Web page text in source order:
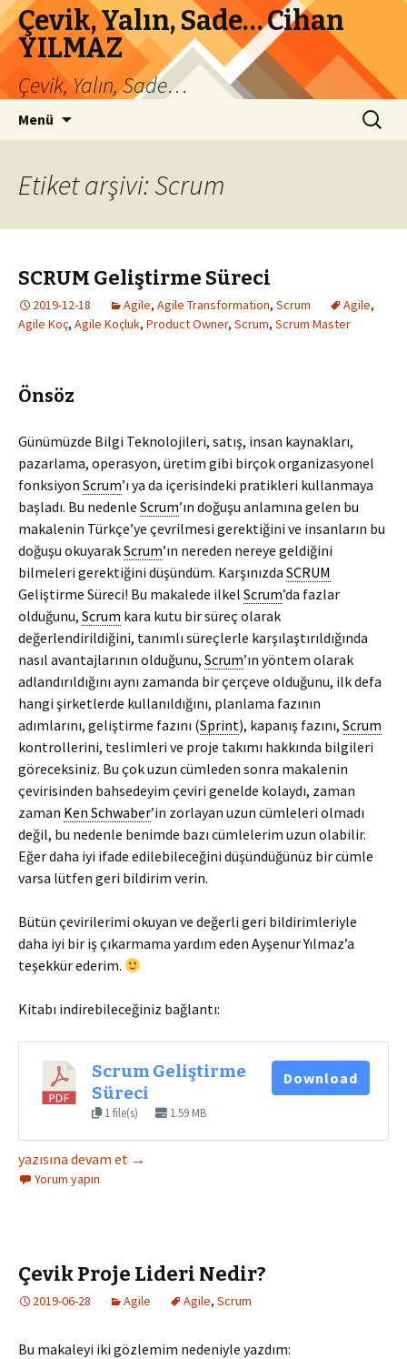
Çevik, Yalın, Sade… Cihan
YILMAZ
Çevik, Yalın, Sade…
Menü Arama:
Etiket arşivi: Scrum
SCRUM Geliştirme Süreci
2019-12-18 Agile, Agile Transformation, Scrum Agile,
Agile Koç, Agile Koçluk, Product Owner, Scrum, Scrum Master
Önsöz
Günümüzde Bilgi Teknolojileri, satış, insan kaynakları,
pazarlama, operasyon, üretim gibi birçok organizasyonel
fonksiyon Scrum’ı ya da içerisindeki pratikleri kullanmaya
başladı. Bu nedenle Scrum’ın doğuşu anlamına gelen bu
makalenin Türkçe’ye çevrilmesi gerektiğini ve insanların bu
doğuşu okuyarakScrum’ın nereden nereye geldiğini
bilmeleri gerektiğini düşündüm. Karşınızda SCRUM
Geliştirme Süreci! Bu makalede ilkel Scrum’da fazlar
olduğunu, Scrum kara kutu bir süreç olarak
değerlendirildiğini, tanımlı süreçlerle karşılaştırıldığında
nasıl avantajlarının olduğunu, Scrum’ın yöntem olarak
adlandırıldığını aynı zamanda bir çerçeve olduğunu, ilk defa
hangi şirketlerde kullanıldığını, planlama fazının
adımlarını, geliştirme fazını (Sprint), kapanış fazını, Scrum
kontrollerini, teslimleri ve proje takımı hakkında bilgileri
göreceksiniz. Bu çok uzun cümleden sonra makalenin
çevirisinden bahsedeyim çeviri genelde kolaydı, zaman
zaman Ken Schwaber’in zorlayan uzun cümleleri olmadı
değil, bu nedenle benimde bazı cümlelerim uzun olabilir.
Eğer daha iyi ifade edilebileceğini düşündüğünüz bir cümle
varsa lütfen geri bildirim verin.
Bütün çevirilerimi okuyan ve değerli geri bildirimleriyle
daha iyi bir iş çıkarmama yardım eden Ayşenur Yılmaz’a
teşekkür ederim.
Kitabı indirebileceğiniz bağlantı:
Scrum Geliştirme
Süreci
1 file(s) 1.59 MB
Download
SCRUM Geliştirme Süreci
yazısına devam et →
Yorum yapın
Çevik Proje Lideri Nedir?
2019-06-28 Agile Agile, Scrum
Bu makaleyi iki gözlemim nedeniyle yazdım: